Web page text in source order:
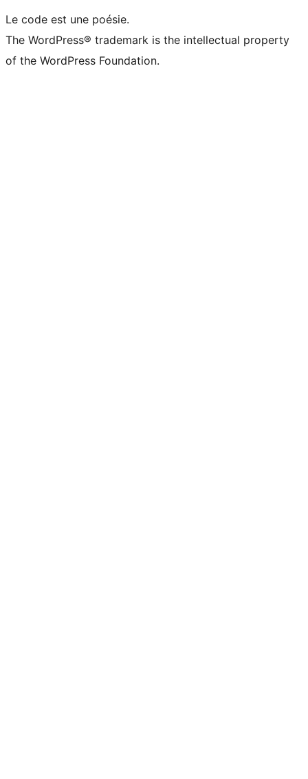
Le code est une poésie.
The WordPress® trademark is the intellectual property
of the WordPress Foundation.